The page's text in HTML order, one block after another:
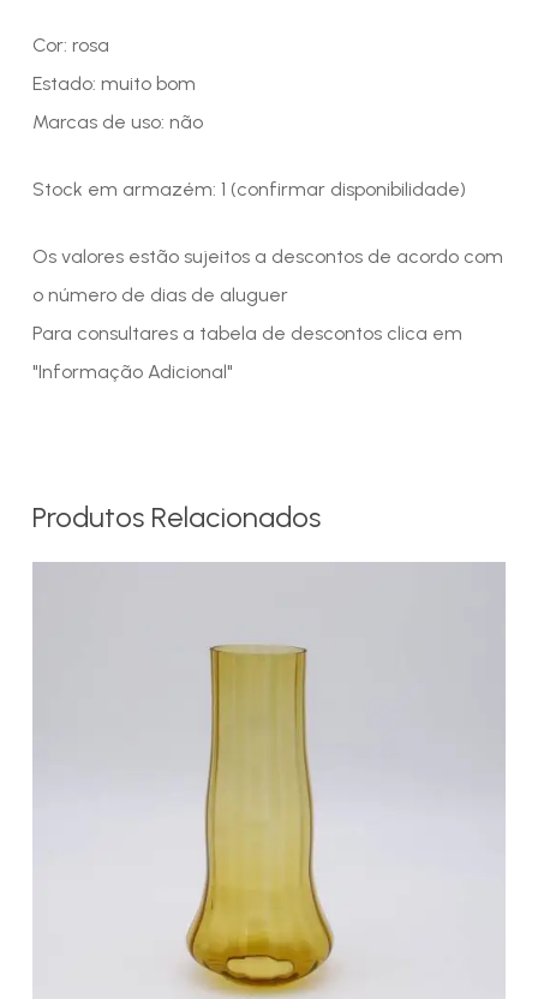
Cor: rosa
Estado: muito bom
Marcas de uso: não
Stock em armazém: 1 (confirmar disponibilidade)
Os valores estão sujeitos a descontos de acordo com
o número de dias de aluguer
Para consultares a tabela de descontos clica em
"Informação Adicional"
Produtos Relacionados